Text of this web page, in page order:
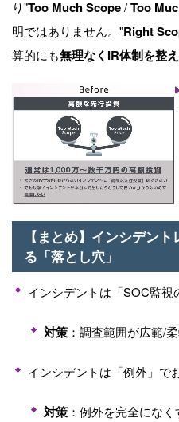
り"Too Much Scope/Too
明ではありません。"Right
算的にも無理なくIR体制を整
【まとめ】インシデン
る「落とし穴」
インシデントは「SOC監視
対策 ：調査範囲が広範/
インシデントは「例外」で
対策 ：例外を完全にな